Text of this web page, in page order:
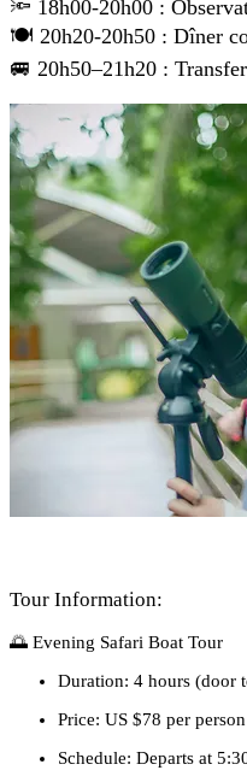
🔦 18h00-20h00 :
🍽️ 20h20-20h50 : Dîner
🚐 20h50–21h20 :
Tour Information:
🌅 Evening Safari Boat Tour
Duration: 4 hours (door
Price: US $78 per
Schedule: Departs at